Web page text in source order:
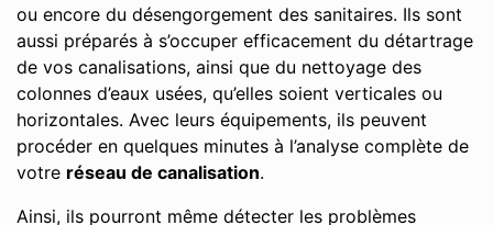
ou encore du désengorgement des sanitaires. Ils sont
aussi préparés à s’occuper efficacement du détartrage
de vos canalisations, ainsi que du nettoyage des
colonnes d’eaux usées, qu’elles soient verticales ou
horizontales. Avec leurs équipements, ils peuvent
procéder en quelques minutes à l’analyse complète de
votre réseau de canalisation.
Ainsi, ils pourront même détecter les problèmes